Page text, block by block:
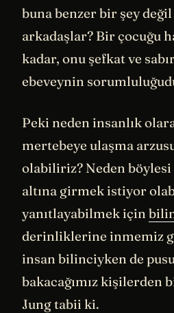
buna benzer bir şey
arkadaşlar? Bir çocuğu
kadar, onu şefkat ve
ebeveynin
Peki neden insanlık
mertebeye ulaşma
olabiliriz? Neden
altına girmek istiyor
yanıtlayabilmek için
derinliklerine inmemiz
insan bilinciyken de
bakacağımız kişilerden
Jung tabii ki.